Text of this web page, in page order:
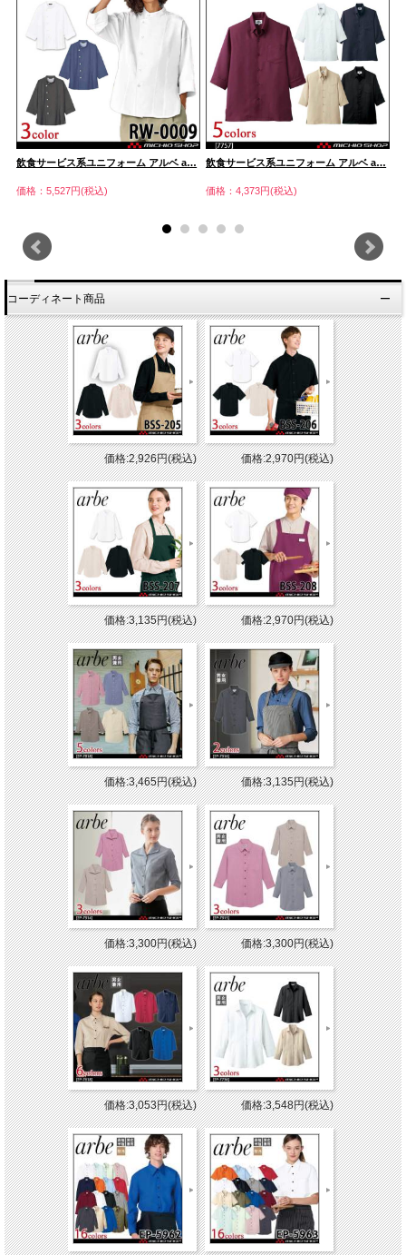
飲食サービス系ユニフォーム アルベ a…
価格：5,527円(税込)
飲食サービス系ユニフォーム アルベ a…
価格：4,373円(税込)
コーディネート商品
価格:2,926円(税込) 価格:2,970円(税込)
価格:3,135円(税込) 価格:2,970円(税込)
価格:3,465円(税込) 価格:3,135円(税込)
価格:3,300円(税込) 価格:3,300円(税込)
価格:3,053円(税込) 価格:3,548円(税込)